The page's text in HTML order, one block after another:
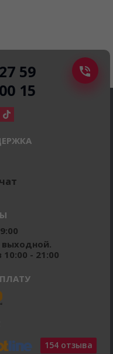
59
15
выходной.
- 21:00
154 отзыва